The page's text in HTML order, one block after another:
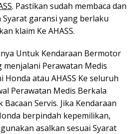
. Pastikan sudah membaca dan
Syarat garansi yang berlaku
klaim Ke AHASS.
Untuk Kendaraan Bermotor
menjalani Perawatan Medis
atau AHASS Ke seluruh
Perawatan Medis Berkala
Servis. Jika Kendaraan
berpindah kepemilikan,
asalkan sesuai Syarat